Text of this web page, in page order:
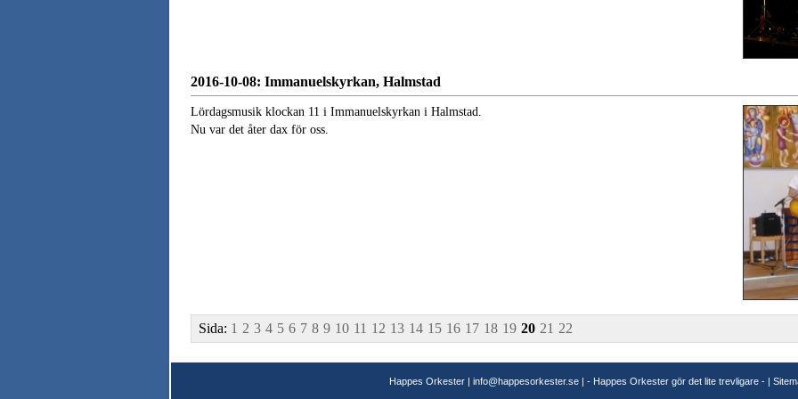
2016-10-08: Immanuelskyrkan, Halmstad
Lördagsmusik klockan 11 i Immanuelskyrkan i Halmstad.
Nu var det åter dax för oss.
Sida: 1 2 3 4 5 6 7 8 9 10 11 12 13 14 15 16 17 18 19 20 21 22
Happes Orkester | info@happesorkester.se | - Happes Orkester gör det lite trevligare - |